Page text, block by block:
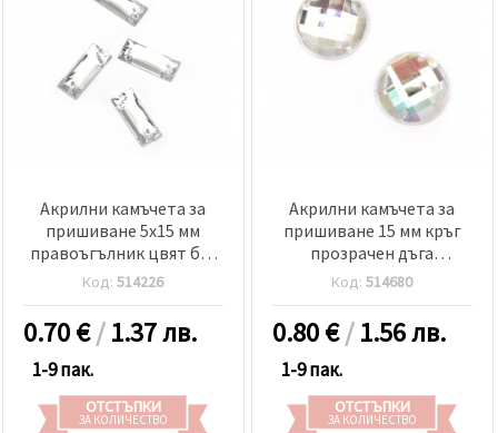
Акрилни камъчета за
пришиване 5x15 мм
правоъгълник цвят бял
прозрачен фасетиран
-50 броя
Код:514226
0.70€/1.37 лв.
1-9 пак.
ОТСТЪПКИ
ЗА КОЛИЧЕСТВО
Акрилни камъчета за
пришиване 15 мм кръг
прозрачен дъга
фасетиран четири дупка
-10 броя
Код:514680
0.80€/1.56 лв.
1-9 пак.
ОТСТЪПКИ
ЗА КОЛИЧЕСТВО